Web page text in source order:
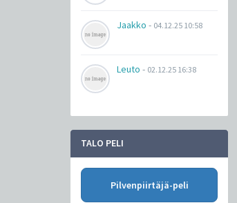
Jaakko - 04.12.25 10:58
Leuto - 02.12.25 16:38
TALO PELI
Pilvenpiirtäjä-peli